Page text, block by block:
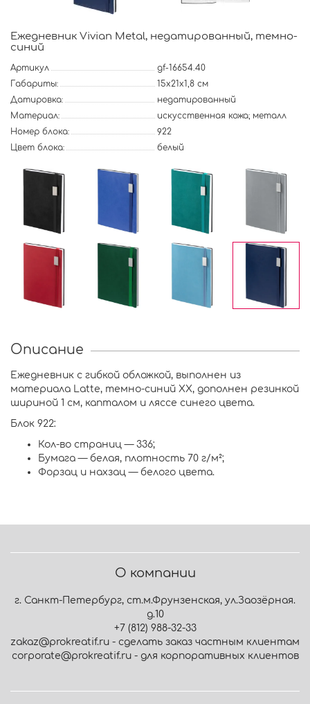
Ежедневник Vivian Metal, недатированный, темно-
синий
Артикул
gf-16654.40
Габариты:
15х21х1,8 см
Датировка:
недатированный
Материал:
искусственная кожа; металл
Номер блока:
922
Цвет блока:
белый
Описание
Ежедневник с гибкой обложкой, выполнен из
материала Latte, темно-синий XX, дополнен резинкой
шириной 1 см, капталом и ляссе синего цвета.
Блок 922:
Кол-во страниц — 336;
Бумага — белая, плотность 70 г/м²;
Форзац и нахзац — белого цвета.
О компании
г. Санкт-Петербург, ст.м.Фрунзенская, ул.Заозёрная.
д.10
+7 (812) 988-32-33
zakaz@prokreatif.ru - сделать заказ частным клиентам
corporate@prokreatif.ru - для корпоративных клиентов